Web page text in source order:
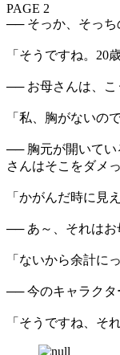
PAGE 2
── そっか、そっち
「そうですね。20
── お母さんは、こ
「私、胸がないの
── 胸元が開いてい
さんはそこをダメ
「かがんだ時に見
── あ～、それはお
「ないから余計に
── 今のキャラクタ
「そうですね、そ